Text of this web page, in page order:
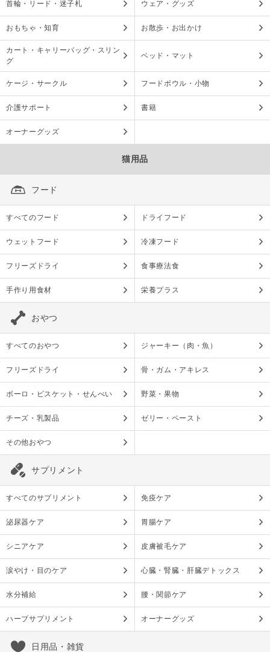
首輪・リード・迷子札 ウェア・グッズ
おもちゃ・知育 お散歩・お出かけ
カート・キャリーバッグ・スリン
グ
ベッド・マット
ケージ・サークル フードボウル・小物
介護サポート 書籍
オーナーグッズ
猫用品
フード
すべてのフード ドライフード
ウェットフード 冷凍フード
フリーズドライ 食事療法食
手作り用食材 栄養プラス
おやつ
すべてのおやつ ジャーキー（肉・魚）
フリーズドライ 骨・ガム・アキレス
ボーロ・ビスケット・せんべい 野菜・果物
チーズ・乳製品 ゼリー・ペースト
その他おやつ
サプリメント
すべてのサプリメント 免疫ケア
泌尿器ケア 胃腸ケア
シニアケア 皮膚被毛ケア
涙やけ・目のケア 心臓・腎臓・肝臓デトックス
水分補給 腰・関節ケア
ハーブサプリメント オーナーグッズ
日用品・雑貨